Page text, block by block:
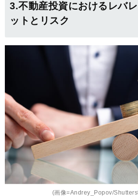
3.不動産投資におけるレバ
ットとリスク
(画像=Andrey_Popov/